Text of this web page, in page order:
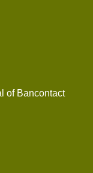
of Bancontact